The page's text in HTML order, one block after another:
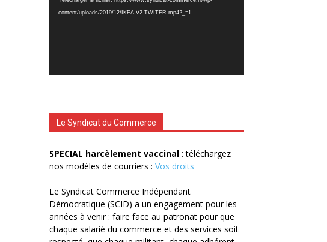
content/uploads/2019/12/IKEA-V2-TWITER.mp4?_=1
Le Syndicat du Commerce
SPECIAL harcèlement vaccinal : téléchargez
nos modèles de courriers : Vos droits
--------------------------------------
Le Syndicat Commerce Indépendant
Démocratique (SCID) a un engagement pour les
années à venir : faire face au patronat pour que
chaque salarié du commerce et des services soit